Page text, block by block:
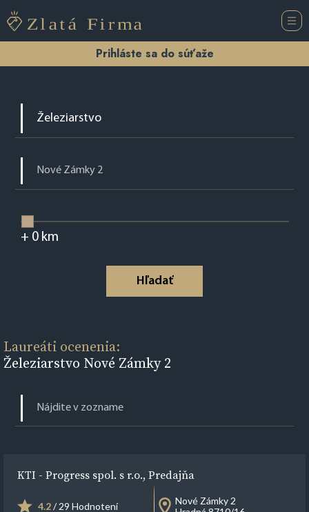
Prihláste sa do súťaže
+ 0km
Hľadať
Laureáti ocenenia:
Železiarstvo Nové Zámky 2
KTI - Progress spol. s r.o., Predajňa
4.2/ 29 Hodnotení
Nové Zámky 2